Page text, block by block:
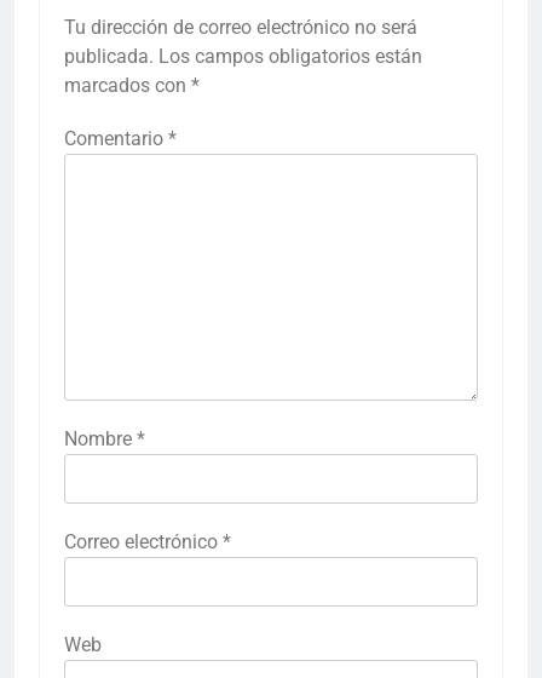
Tu dirección de correo electrónico no será
publicada. Los campos obligatorios están
marcados con *
Comentario *
Nombre *
Correo electrónico *
Web